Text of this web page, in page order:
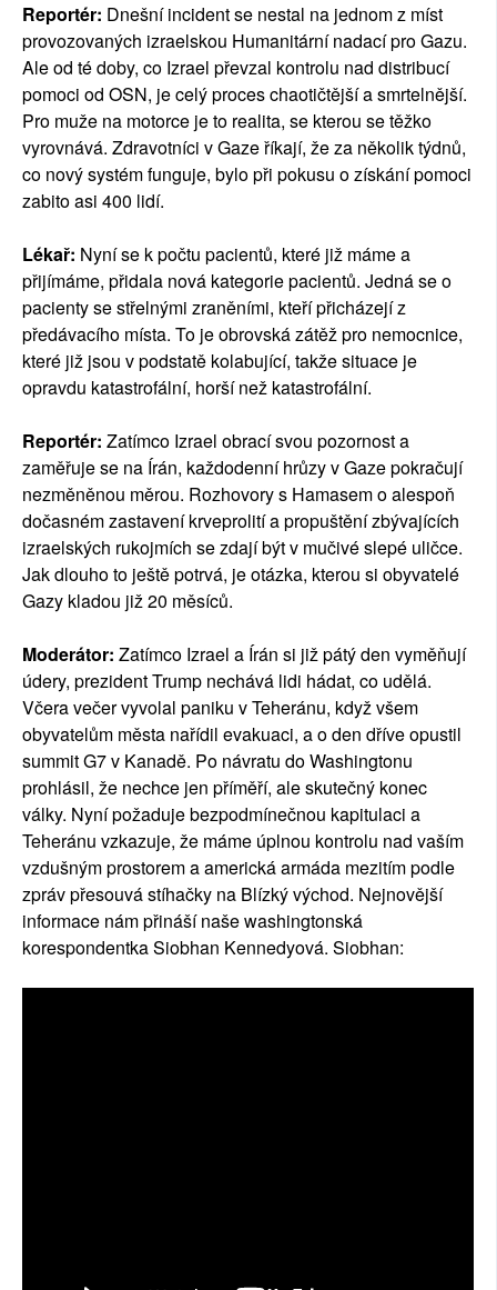
Reportér: Dnešní incident se nestal na jednom z míst
provozovaných izraelskou Humanitární nadací pro Gazu.
Ale od té doby, co Izrael převzal kontrolu nad distribucí
pomoci od OSN, je celý proces chaotičtější a smrtelnější.
Pro muže na motorce je to realita, se kterou se těžko
vyrovnává. Zdravotníci v Gaze říkají, že za několik týdnů,
co nový systém funguje, bylo při pokusu o získání pomoci
zabito asi 400 lidí.
Lékař: Nyní se k počtu pacientů, které již máme a
přijímáme, přidala nová kategorie pacientů. Jedná se o
pacienty se střelnými zraněními, kteří přicházejí z
předávacího místa. To je obrovská zátěž pro nemocnice,
které již jsou v podstatě kolabující, takže situace je
opravdu katastrofální, horší než katastrofální.
Reportér: Zatímco Izrael obrací svou pozornost a
zaměřuje se na Írán, každodenní hrůzy v Gaze pokračují
nezměněnou měrou. Rozhovory s Hamasem o alespoň
dočasném zastavení krveprolití a propuštění zbývajících
izraelských rukojmích se zdají být v mučivé slepé uličce.
Jak dlouho to ještě potrvá, je otázka, kterou si obyvatelé
Gazy kladou již 20 měsíců.
Moderátor: Zatímco Izrael a Írán si již pátý den vyměňují
údery, prezident Trump nechává lidi hádat, co udělá.
Včera večer vyvolal paniku v Teheránu, když všem
obyvatelům města nařídil evakuaci, a o den dříve opustil
summit G7 v Kanadě. Po návratu do Washingtonu
prohlásil, že nechce jen příměří, ale skutečný konec
války. Nyní požaduje bezpodmínečnou kapitulaci a
Teheránu vzkazuje, že máme úplnou kontrolu nad vaším
vzdušným prostorem a americká armáda mezitím podle
zpráv přesouvá stíhačky na Blízký východ. Nejnovější
informace nám přináší naše washingtonská
korespondentka Siobhan Kennedyová. Siobhan: